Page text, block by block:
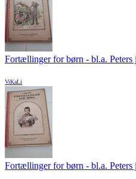
Fortællinger for børn - bl.a.
ViKaLi
Fortællinger for børn - bl.a.